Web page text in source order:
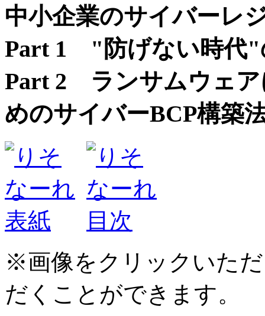
中小企業のサイバーレ
Part 1 "防げない時代"
Part 2 ランサムウェア
めのサイバーBCP構築
※画像をクリックいた
だくことができます。